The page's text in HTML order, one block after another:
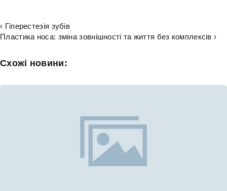
‹ Гіперестезія зубів
Пластика носа: зміна зовнішності та життя без комплексів ›
Схожі новини: